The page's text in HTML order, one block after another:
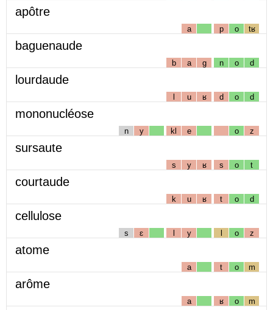
apôtre
a p o tʁ
baguenaude
b a g n o d
lourdaude
l u ʁ d o d
mononucléose
n y kl e o z
sursaute
s y ʁ s o t
courtaude
k u ʁ t o d
cellulose
s ɛ l y l o z
atome
a t o m
arôme
a ʁ o m